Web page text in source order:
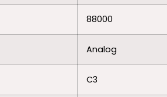
88000
Analog
C3